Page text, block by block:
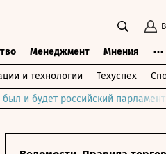
Менеджмент Мнения
и технологии Техуспех
и будет российский парламент